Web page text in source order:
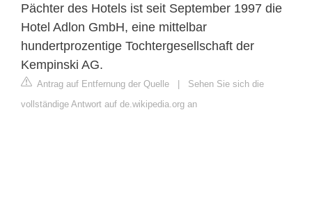
Pächter des Hotels ist seit September 1997 die
Hotel Adlon GmbH, eine mittelbar
hundertprozentige Tochtergesellschaft der
Kempinski AG.
Antrag auf Entfernung der Quelle | Sehen Sie sich die
vollständige Antwort auf de.wikipedia.org an